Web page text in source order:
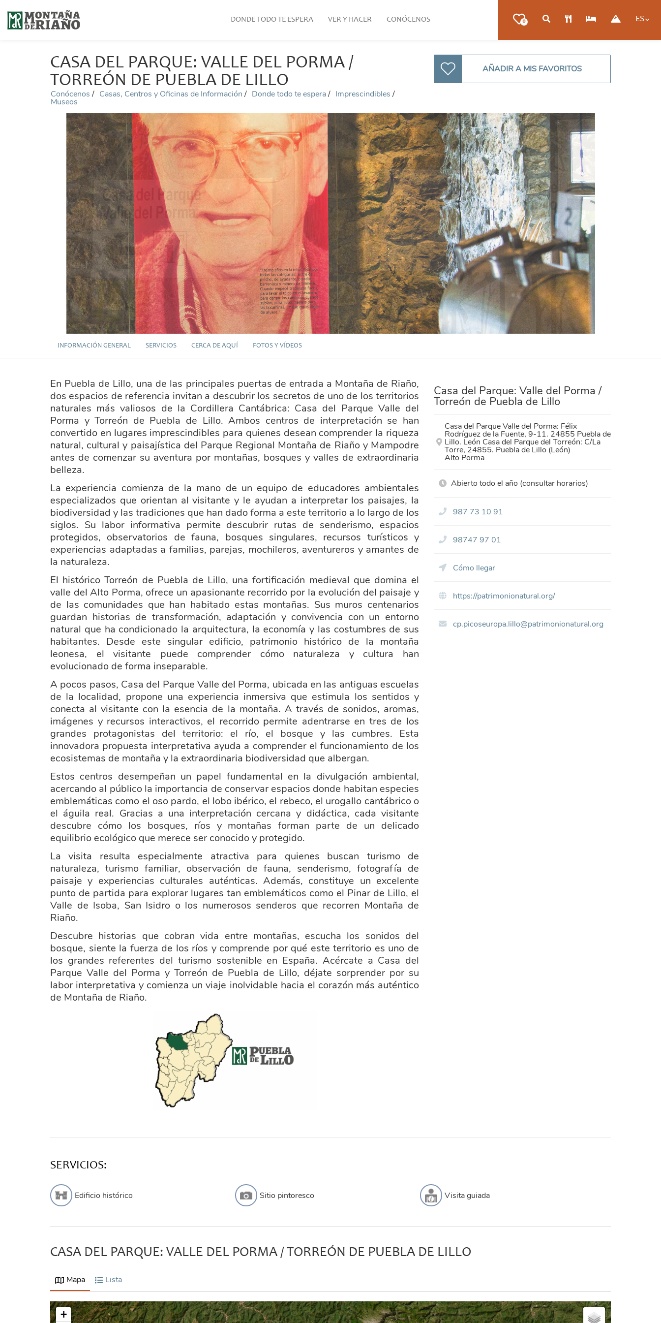
0 ES
DONDE TODO TE ESPERA VER Y HACER CONÓCENOS
CASA DEL PARQUE: VALLE DEL PORMA /
TORREÓN DE PUEBLA DE LILLO
Conócenos Casas, Centros y Oficinas de Información Donde todo te espera Imprescindibles
Museos
AÑADIR A MIS FAVORITOS
INFORMACIÓN GENERAL SERVICIOS CERCA DE AQUÍ FOTOS Y VÍDEOS
En Puebla de Lillo, una de las principales puertas de entrada a Montaña de Riaño,
dos espacios de referencia invitan a descubrir los secretos de uno de los territorios
naturales más valiosos de la Cordillera Cantábrica: Casa del Parque Valle del
Porma y Torreón de Puebla de Lillo. Ambos centros de interpretación se han
convertido en lugares imprescindibles para quienes desean comprender la riqueza
natural, cultural y paisajística del Parque Regional Montaña de Riaño y Mampodre
antes de comenzar su aventura por montañas, bosques y valles de extraordinaria
belleza.
La experiencia comienza de la mano de un equipo de educadores ambientales
especializados que orientan al visitante y le ayudan a interpretar los paisajes, la
biodiversidad y las tradiciones que han dado forma a este territorio a lo largo de los
siglos. Su labor informativa permite descubrir rutas de senderismo, espacios
protegidos, observatorios de fauna, bosques singulares, recursos turísticos y
experiencias adaptadas a familias, parejas, mochileros, aventureros y amantes de
la naturaleza.
El histórico Torreón de Puebla de Lillo, una fortificación medieval que domina el
valle del Alto Porma, ofrece un apasionante recorrido por la evolución del paisaje y
de las comunidades que han habitado estas montañas. Sus muros centenarios
guardan historias de transformación, adaptación y convivencia con un entorno
natural que ha condicionado la arquitectura, la economía y las costumbres de sus
habitantes. Desde este singular edificio, patrimonio histórico de la montaña
leonesa, el visitante puede comprender cómo naturaleza y cultura han
evolucionado de forma inseparable.
A pocos pasos, Casa del Parque Valle del Porma, ubicada en las antiguas escuelas
de la localidad, propone una experiencia inmersiva que estimula los sentidos y
conecta al visitante con la esencia de la montaña. A través de sonidos, aromas,
imágenes y recursos interactivos, el recorrido permite adentrarse en tres de los
grandes protagonistas del territorio: el río, el bosque y las cumbres. Esta
innovadora propuesta interpretativa ayuda a comprender el funcionamiento de los
ecosistemas de montaña y la extraordinaria biodiversidad que albergan.
Estos centros desempeñan un papel fundamental en la divulgación ambiental,
acercando al público la importancia de conservar espacios donde habitan especies
emblemáticas como el oso pardo, el lobo ibérico, el rebeco, el urogallo cantábrico o
el águila real. Gracias a una interpretación cercana y didáctica, cada visitante
descubre cómo los bosques, ríos y montañas forman parte de un delicado
equilibrio ecológico que merece ser conocido y protegido.
La visita resulta especialmente atractiva para quienes buscan turismo de
naturaleza, turismo familiar, observación de fauna, senderismo, fotografía de
paisaje y experiencias culturales auténticas. Además, constituye un excelente
punto de partida para explorar lugares tan emblemáticos como el Pinar de Lillo, el
Valle de Isoba, San Isidro o los numerosos senderos que recorren Montaña de
Riaño.
Descubre historias que cobran vida entre montañas, escucha los sonidos del
bosque, siente la fuerza de los ríos y comprende por qué este territorio es uno de
los grandes referentes del turismo sostenible en España. Acércate a Casa del
Parque Valle del Porma y Torreón de Puebla de Lillo, déjate sorprender por su
labor interpretativa y comienza un viaje inolvidable hacia el corazón más auténtico
de Montaña de Riaño.
Casa del Parque: Valle del Porma /
Torreón de Puebla de Lillo
Casa del Parque Valle del Porma: Félix
Rodríguez de la Fuente, 9-11. 24855 Puebla de
Lillo. León Casa del Parque del Torreón: C/La
Torre, 24855. Puebla de Lillo (León)
Alto Porma
Abierto todo el año (consultar horarios)
987 73 10 91
98747 97 01
Cómo llegar
https://patrimonionatural.org/
cp.picoseuropa.lillo@patrimonionatural.org
SERVICIOS:
Edificio histórico Sitio pintoresco Visita guiada
CASA DEL PARQUE: VALLE DEL PORMA / TORREÓN DE PUEBLA DE LILLO
Mapa Lista
+